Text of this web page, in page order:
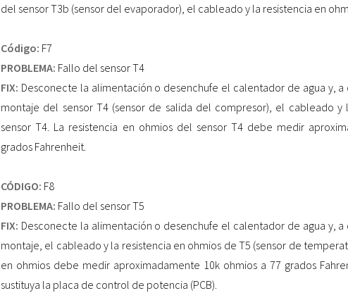
del sensor T3b (sensor del evaporador), el cableado y la resistencia en
Código: F7
PROBLEMA: Fallo del sensor T4
FIX: Desconecte la alimentación o desenchufe el calentador de agua y,
montaje del sensor T4 (sensor de salida del compresor), el cableado y
sensor T4. La resistencia en ohmios del sensor T4 debe medir
grados Fahrenheit.
CÓDIGO: F8
PROBLEMA: Fallo del sensor T5
FIX: Desconecte la alimentación o desenchufe el calentador de agua y,
montaje, el cableado y la resistencia en ohmios de T5 (sensor de
en ohmios debe medir aproximadamente 10k ohmios a 77 grados
sustituya la placa de control de potencia (PCB).